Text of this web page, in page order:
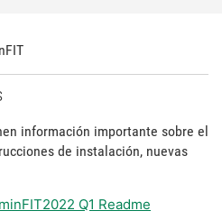
información importante sobre el
de instalación, nuevas
Q1 Readme